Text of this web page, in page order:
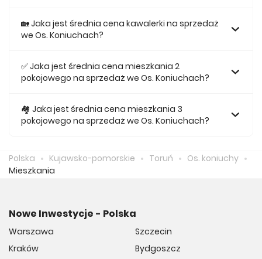
zapłacić 13 474 zł.
🏡 Jaka jest średnia cena kawalerki na sprzedaż
we Os. Koniuchach?
365 349 zł.
✅ Jaka jest średnia cena mieszkania 2
pokojowego na sprzedaż we Os. Koniuchach?
średnio musimy zapłacić 466 620 zł.
🏘️ Jaka jest średnia cena mieszkania 3
pokojowego na sprzedaż we Os. Koniuchach?
Polska Kujawsko-pomorskie Toruń
Os. koniuchy
Mieszkania
Nowe Inwestycje - Polska
Warszawa
Kraków
Szczecin
Bydgoszcz